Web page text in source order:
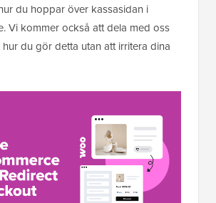
du hoppar över kassasidan i
Vi kommer också att dela med oss
du gör detta utan att irritera dina